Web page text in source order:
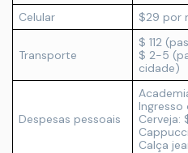
Celular
$29 por
Transporte
$ 112
$ 2-5
cidade)
Despesas pessoais
Ingresso
Cerveja:
Calça